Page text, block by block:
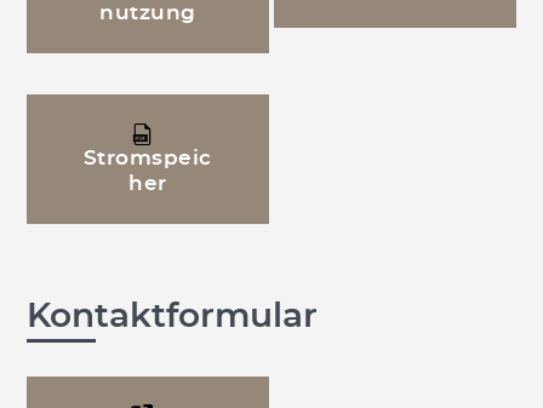
nutzung
Stromspeic
her
Kontaktformular